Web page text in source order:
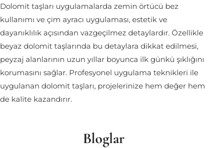
Dolomit taşları uygulamalarda zemin örtücü bez
kullanımı ve çim ayracı uygulaması, estetik ve
dayanıklılık açısından vazgeçilmez detaylardır. Özellikle
beyaz dolomit taşlarında bu detaylara dikkat edilmesi,
peyzaj alanlarının uzun yıllar boyunca ilk günkü şıklığını
korumasını sağlar. Profesyonel uygulama teknikleri ile
uygulanan dolomit taşları, projelerinize hem değer hem
de kalite kazandırır.
Bloglar